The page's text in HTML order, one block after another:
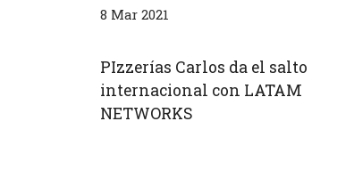
8 Mar 2021
PIzzerías Carlos da el salto
internacional con LATAM
NETWORKS